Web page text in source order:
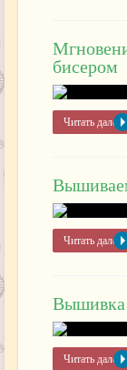
бисером
Читать далее »
Читать далее »
Вышивка
Читать далее »